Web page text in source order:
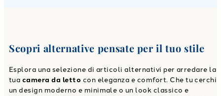
Scopri alternative pensate per il tuo stile
Esplora una selezione di articoli alternativi per arredare la
tua camera da letto con eleganza e comfort. Che tu cerchi
un design moderno e minimale o un look classico e